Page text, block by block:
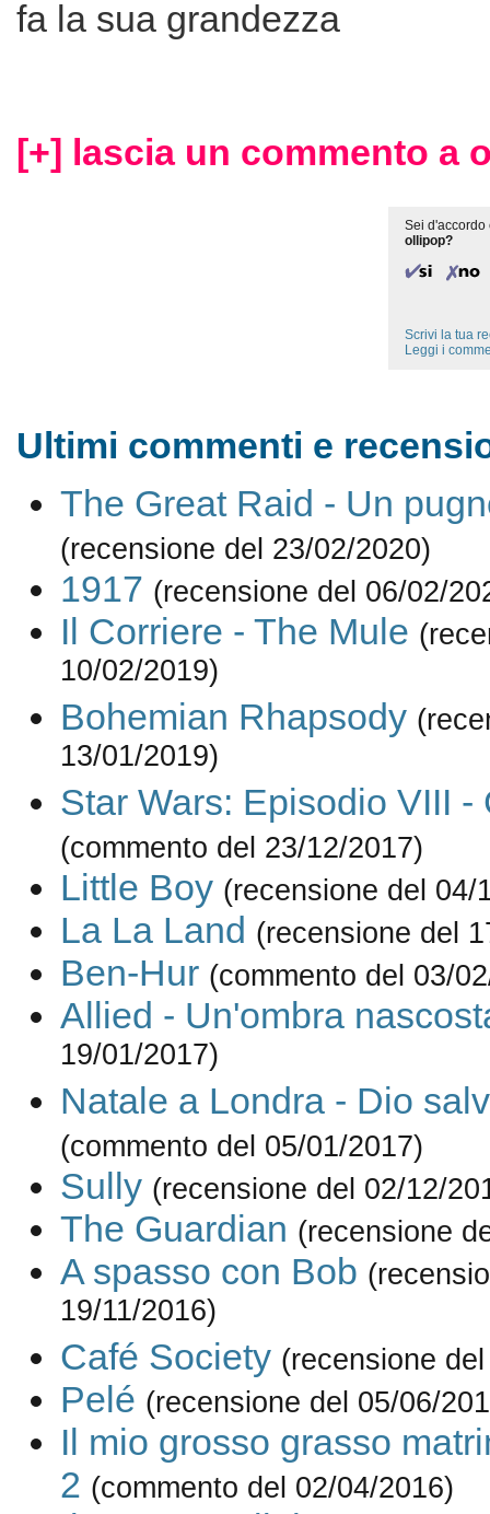
fa la sua grandezza
[+] lascia un commento a
Sei d'accordo
ollipop?
Scrivi la tua
Leggi i
Ultimi commenti e
The Great Raid - Un
(recensione del 23/02/2020)
1917 (recensione del 06/02/
Il Corriere - The Mule
10/02/2019)
Bohemian Rhapsody
13/01/2019)
Star Wars: Episodio VIII -
(commento del 23/12/2017)
Little Boy (recensione del 04/
La La Land (recensione del
Ben-Hur (commento del 03/
Allied - Un'ombra
19/01/2017)
Natale a Londra - Dio
(commento del 05/01/2017)
Sully (recensione del 02/12/
The Guardian (recensione
A spasso con Bob
19/11/2016)
Café Society (recensione
Pelé (recensione del 05/06/
Il mio grosso grasso
2 (commento del 02/04/2016)